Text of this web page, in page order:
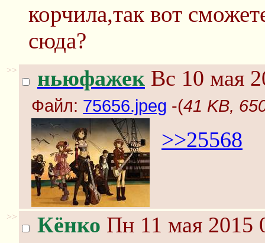
корчила,так вот
сюда?
>> ньюфажек Вс 10 мая
Файл: 75656.jpeg -(41 KB,
>>25568
>> Кёнко Пн 11 мая 2015